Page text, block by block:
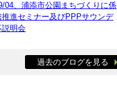
04、浦添市公園まちづくりに係
推進セミナー及びPPPサウンデ
説明会
過去のブログを見る